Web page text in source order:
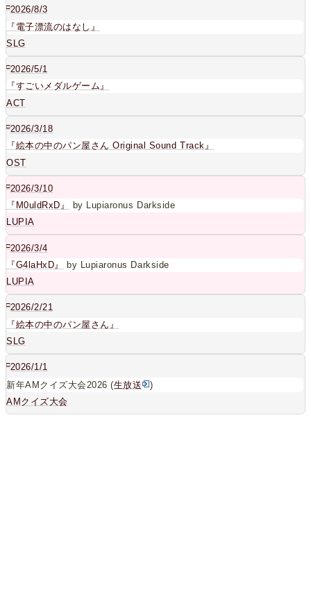
□2026/8/3
『電子漂流のはなし』
SLG
□2026/5/1
『すごいメダルゲーム』
ACT
□2026/3/18
『絵本の中のパン屋さん Original Sound Track』
OST
□2026/3/10
『M0uldRxD』
by Lupiaronus Darkside
LUPIA
□2026/3/4
『G4laHxD』
by Lupiaronus Darkside
LUPIA
□2026/2/21
『絵本の中のパン屋さん』
SLG
□2026/1/1
新年AMクイズ大会2026 (生放送
)
AMクイズ大会